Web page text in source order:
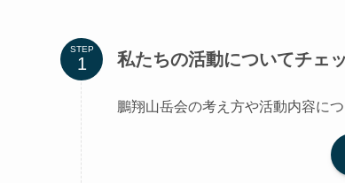
STEP 私たちの活動についてチェ
鵬翔山岳会の考え方や活動内容に